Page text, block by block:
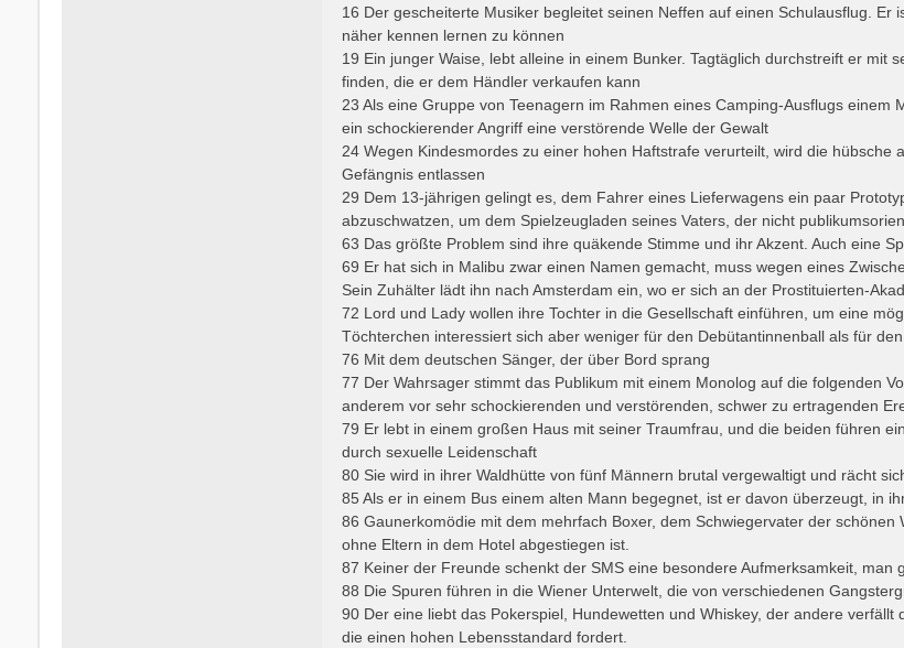
16 Der gescheiterte Musiker begleitet seinen Neffen auf einen Schulausflug. Er
näher kennen lernen zu können
19 Ein junger Waise, lebt alleine in einem Bunker. Tagtäglich durchstreift er mit
finden, die er dem Händler verkaufen kann
23 Als eine Gruppe von Teenagern im Rahmen eines Camping-Ausflugs
ein schockierender Angriff eine verstörende Welle der Gewalt
24 Wegen Kindesmordes zu einer hohen Haftstrafe verurteilt, wird die hübsche
Gefängnis entlassen
29 Dem 13-jährigen gelingt es, dem Fahrer eines Lieferwagens ein paar
abzuschwatzen, um dem Spielzeugladen seines Vaters, der nicht
63 Das größte Problem sind ihre quäkende Stimme und ihr Akzent. Auch eine
69 Er hat sich in Malibu zwar einen Namen gemacht, muss wegen eines
Sein Zuhälter lädt ihn nach Amsterdam ein, wo er sich an der Prostituierten-
72 Lord und Lady wollen ihre Tochter in die Gesellschaft einführen, um eine
Töchterchen interessiert sich aber weniger für den Debütantinnenball als für
76 Mit dem deutschen Sänger, der über Bord sprang
77 Der Wahrsager stimmt das Publikum mit einem Monolog auf die folgenden
anderem vor sehr schockierenden und verstörenden, schwer zu ertragenden
79 Er lebt in einem großen Haus mit seiner Traumfrau, und die beiden führen
durch sexuelle Leidenschaft
80 Sie wird in ihrer Waldhütte von fünf Männern brutal vergewaltigt und rächt
85 Als er in einem Bus einem alten Mann begegnet, ist er davon überzeugt, in
86 Gaunerkomödie mit dem mehrfach Boxer, dem Schwiegervater der
ohne Eltern in dem Hotel abgestiegen ist.
87 Keiner der Freunde schenkt der SMS eine besondere Aufmerksamkeit, man
88 Die Spuren führen in die Wiener Unterwelt, die von verschiedenen
90 Der eine liebt das Pokerspiel, Hundewetten und Whiskey, der andere verfällt
die einen hohen Lebensstandard fordert.